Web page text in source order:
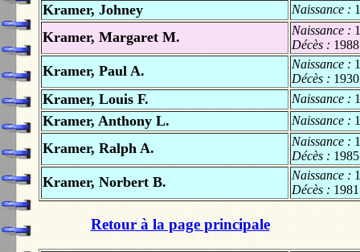
Kramer, Johney Naissance :
Kramer, Margaret M. Naissance :
Décès : 1988
Kramer, Paul A. Naissance :
Décès : 1930
Kramer, Louis F. Naissance :
Kramer, Anthony L. Naissance :
Kramer, Ralph A. Naissance :
Décès : 1985
Kramer, Norbert B. Naissance :
Décès : 1981
Retour à la page principale